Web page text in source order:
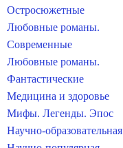
Остросюжетные
Любовные романы.
Современные
Любовные романы.
Фантастические
Медицина и здоровье
Мифы. Легенды. Эпос
Научно-образовательная